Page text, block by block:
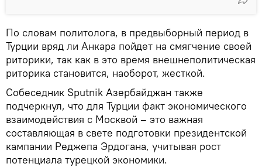
По словам политолога, в предвыборный период в
Турции вряд ли Анкара пойдет на смягчение своей
риторики, так как в это время внешнеполитическая
риторика становится, наоборот, жесткой.
Собеседник Sputnik Азербайджан также
подчеркнул, что для Турции факт экономического
взаимодействия с Москвой – это важная
составляющая в свете подготовки президентской
кампании Реджепа Эрдогана, учитывая рост
потенциала турецкой экономики.